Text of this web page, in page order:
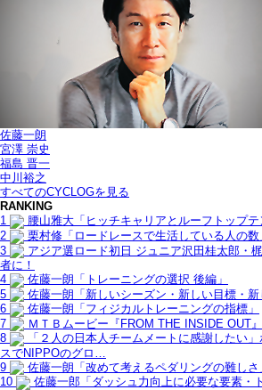
佐藤一朗
宮澤 崇史
福島 晋一
中川裕之
すべてのCYCLOGを見る
RANKING
1
腰山雅大「ヒッチキャリアとルーフトップテ
2
栗村修「ロードレースで生活している人の数
3
アジア選ロード初日 ジュニア沢田桂太郎・
者に！
4
佐藤一朗「トレーニングの選択 後編」
5
佐藤一朗「新しいシーズン・新しい目標・新
6
佐藤一朗「フィジカルトレーニングの指標」
7
ＭＴＢムービー『FROM THE INSIDE OUT
8
「２人の日本人チームメートに感謝したい
スでNIPPOのグロ…
9
佐藤一朗「改めて考えるペダリングの難しさ
10
佐藤一郎「ダッシュ力向上に必要な要素・